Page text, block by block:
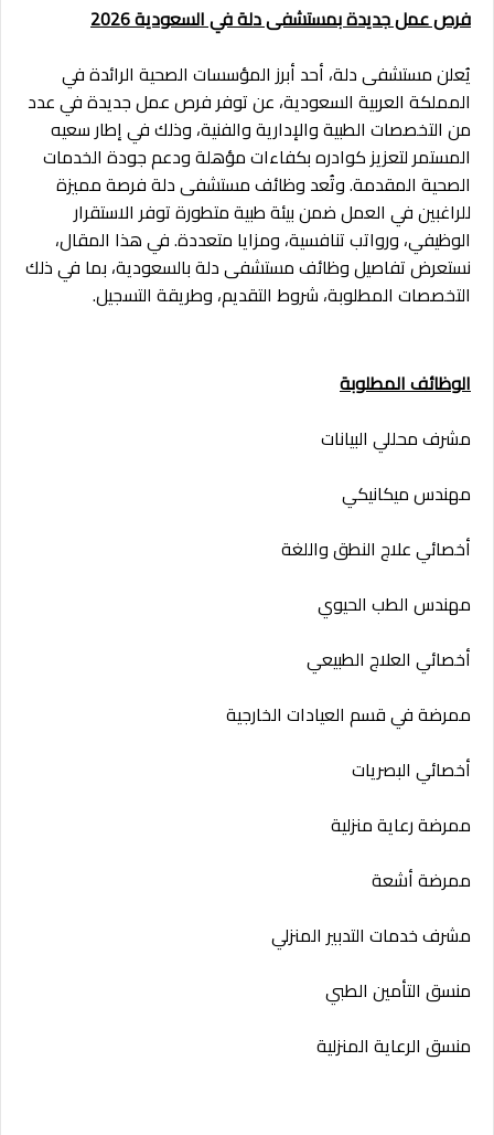
فرص عمل جديدة بمستشفى دلة في السعودية 2026
يُعلن مستشفى دلة، أحد أبرز المؤسسات الصحية الرائدة في
المملكة العربية السعودية، عن توفر فرص عمل جديدة في عدد
من التخصصات الطبية والإدارية والفنية، وذلك في إطار سعيه
المستمر لتعزيز كوادره بكفاءات مؤهلة ودعم جودة الخدمات
الصحية المقدمة. وتُعد وظائف مستشفى دلة فرصة مميزة
للراغبين في العمل ضمن بيئة طبية متطورة توفر الاستقرار
الوظيفي، ورواتب تنافسية، ومزايا متعددة. في هذا المقال،
نستعرض تفاصيل وظائف مستشفى دلة بالسعودية، بما في ذلك
التخصصات المطلوبة، شروط التقديم، وطريقة التسجيل.
الوظائف المطلوبة
مشرف محللي البيانات
مهندس ميكانيكي
أخصائي علاج النطق واللغة
مهندس الطب الحيوي
أخصائي العلاج الطبيعي
ممرضة في قسم العيادات الخارجية
أخصائي البصريات
ممرضة رعاية منزلية
ممرضة أشعة
مشرف خدمات التدبير المنزلي
منسق التأمين الطبي
منسق الرعاية المنزلية